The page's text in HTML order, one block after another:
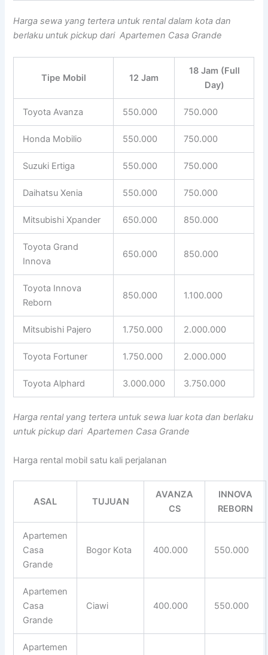
Harga sewa yang tertera untuk rental dalam kota dan
berlaku untuk pickup dari Apartemen Casa Grande
Tipe Mobil 12 Jam
18 Jam (Full
Day)
Toyota Avanza 550.000 750.000
Honda Mobilio 550.000 750.000
Suzuki Ertiga 550.000 750.000
Daihatsu Xenia 550.000 750.000
Mitsubishi Xpander 650.000 850.000
Toyota Grand
Innova
650.000 850.000
Toyota Innova
Reborn
850.000 1.100.000
Mitsubishi Pajero 1.750.000 2.000.000
Toyota Fortuner 1.750.000 2.000.000
Toyota Alphard 3.000.000 3.750.000
Harga rental yang tertera untuk sewa luar kota dan berlaku
untuk pickup dari Apartemen Casa Grande
Harga rental mobil satu kali perjalanan
ASAL TUJUAN
AVANZA
CS
INNOVA
REBORN
Apartemen
Casa
Grande
Bogor Kota 400.000 550.000
Apartemen
Casa
Grande
Ciawi 400.000 550.000
Apartemen